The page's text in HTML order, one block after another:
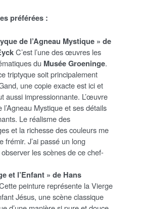
préférées :
de l’Agneau Mystique » de
C’est l’une des œuvres les
du Musée Groeninge.
triptyque soit principalement
une copie exacte est ici et
aussi impressionnante. L’œuvre
l’Agneau Mystique et ses détails
Le réalisme des
et la richesse des couleurs me
frémir. J’ai passé un long
les scènes de ce chef-
et l’Enfant » de Hans
peinture représente la Vierge
Jésus, une scène classique